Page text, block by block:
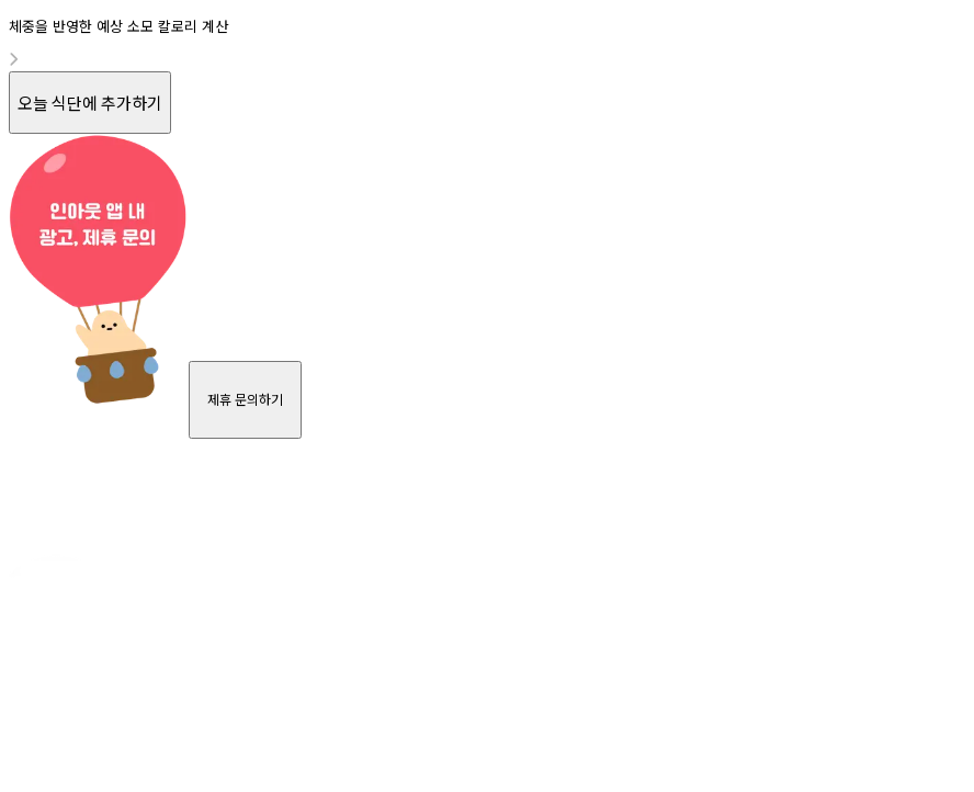
체중을 반영한 예상 소모 칼로리 계산
오늘 식단에 추가하기
제휴 문의하기